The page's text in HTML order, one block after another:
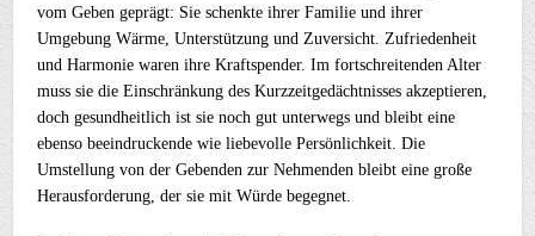
vom Geben geprägt: Sie schenkte ihrer Familie und ihrer
Umgebung Wärme, Unterstützung und Zuversicht. Zufriedenheit
und Harmonie waren ihre Kraftspender. Im fortschreitenden Alter
muss sie die Einschränkung des Kurzzeitgedächtnisses akzeptieren,
doch gesundheitlich ist sie noch gut unterwegs und bleibt eine
ebenso beeindruckende wie liebevolle Persönlichkeit. Die
Umstellung von der Gebenden zur Nehmenden bleibt eine große
Herausforderung, der sie mit Würde begegnet.